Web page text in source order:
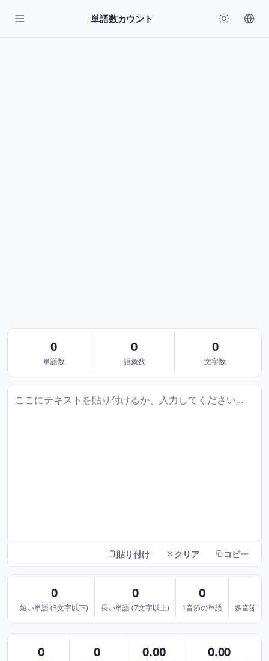
単語数カウント
0
単語数
0
語彙数
0
文字数
貼り付け クリア コピー
0
短い単語 (3文字以下)
0
長い単語 (7文字以上)
0
1音節の単語 多音節の
0 0 0.00 0.00